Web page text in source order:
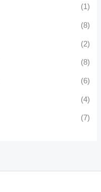
(1)
(8)
(2)
(8)
(6)
(4)
(7)